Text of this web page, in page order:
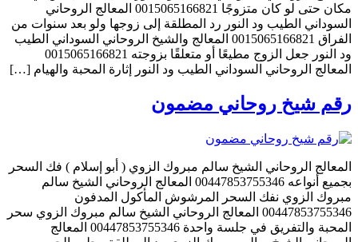
مكان حتى لو كان متزوجًا 0015065166821 المعالج الروحاني
السوداني الطيب ود النور رد المطلقة إلى زوجها ولو بعد سنوات من
الفراق 0015065166821 المعالج والشيخ الروحاني السوداني الطيب
ود النور جعل الزوج مطيعًا أو متعلقًا بزوجته 0015065166821
المعالج الروحاني السوداني الطيب ود النور إثارة المحبة والهيام […]
رقم شيخ روحاني مضمون
المعالج الروحاني الشيخ سالم مبروك الزوي ( أبو إسلام ) فك السحر
بجميع أنواعه 00447853755346 المعالج الروحاني الشيخ سالم
مبروك الزوي نفك السحر المرشوش المأكول المدفون
00447853755346 المعالج الروحاني الشيخ سالم مبروك الزوي سحر
المحبة والتفريق في جلسة واحدة 00447853755346 المعالج